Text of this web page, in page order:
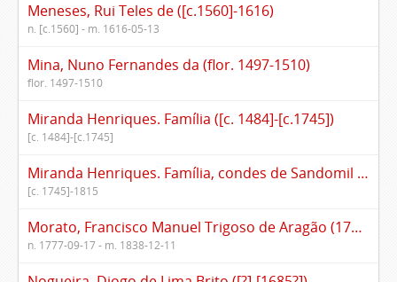
Meneses, Rui Teles de ([c.1560]-1616)
n. [c.1560] - m. 1616-05-13
Mina, Nuno Fernandes da (flor. 1497-1510)
flor. 1497-1510
Miranda Henriques. Família ([c. 1484]-[c.1745])
[c. 1484]-[c.1745]
Miranda Henriques. Família, condes de Sandomil ([c. 1745]-1815)
[c. 1745]-1815
Morato, Francisco Manuel Trigoso de Aragão (1777-1838)
n. 1777-09-17 - m. 1838-12-11